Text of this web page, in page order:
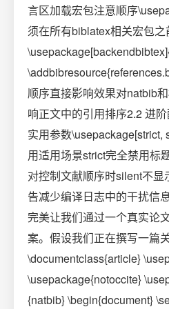
言区加载宏包注意顺序
须在所有biblatex相关宏包之
顺序直接影响效果对natbib
响正文中的引用排序2.2 进
实用参数\usepackage[strict,
用适用场景strict完全禁用标
对控制文献顺序时silent不
告减少编译日志中的干扰信
完美让我们通过一个真实论
案。假设我们正在撰写一篇
\documentclass{article}
\usepackage{notoccite}
{natbib} \begin{document}